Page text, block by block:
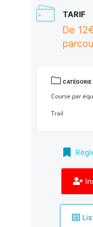
TARIF
De
CATÉGORIE
Course par
Trail